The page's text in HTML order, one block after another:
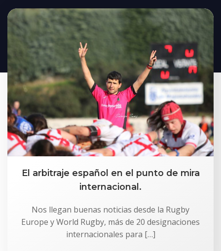
El arbitraje español en el punto de mira
internacional.
Nos llegan buenas noticias desde la Rugby
Europe y World Rugby, más de 20 designaciones
internacionales para […]